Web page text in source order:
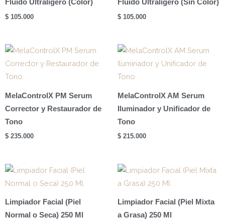
Fluido Ultraligero (Color)
$ 105.000
Fluido Ultraligero (Sin Color)
$ 105.000
MelaControlX PM Serum
Corrector y Restaurador de
Tono
$ 235.000
MelaControlX AM Serum
Iluminador y Unificador de
Tono
$ 215.000
Limpiador Facial (Piel
Normal o Seca) 250 Ml
Limpiador Facial (Piel Mixta
a Grasa) 250 Ml